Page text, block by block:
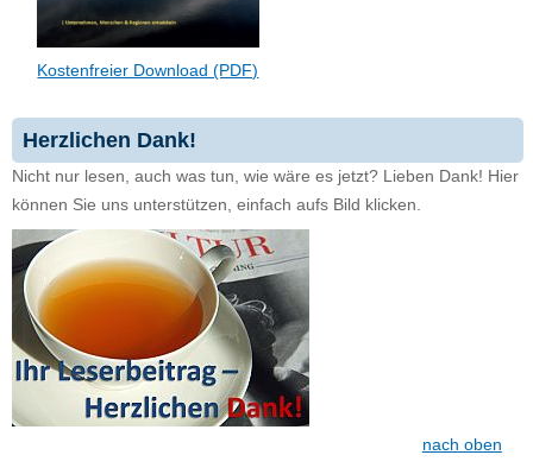
Kostenfreier Download (PDF)
Herzlichen Dank!
Nicht nur lesen, auch was tun, wie wäre es jetzt? Lieben Dank! Hier
können Sie uns unterstützen, einfach aufs Bild klicken.
nach oben